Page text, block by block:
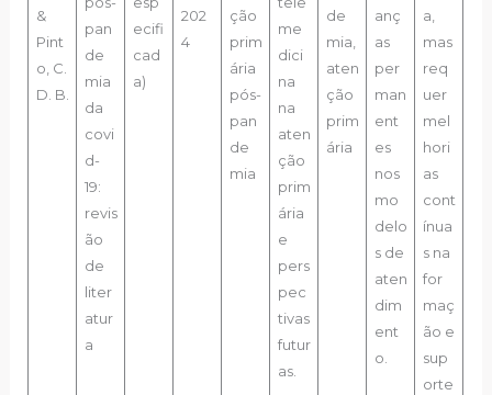
&
Pint
o, C.
D. B.
pan
de
mia
da
covi
d-
19:
revis
ão
de
liter
atur
a
ecifi
cad
a)
202
4
ção
prim
ária
pós-
pan
de
mia
me
dici
na
na
aten
ção
prim
ária
e
pers
pec
tivas
futur
as.
de
mia,
aten
ção
prim
ária
anç
as
per
man
ent
es
nos
mo
delo
s de
aten
dim
ent
o.
a,
mas
req
uer
mel
hori
as
cont
ínua
s na
for
maç
ão e
sup
orte